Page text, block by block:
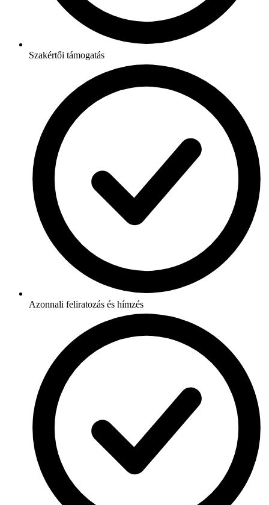
Szakértői támogatás
Azonnali feliratozás és hímzés